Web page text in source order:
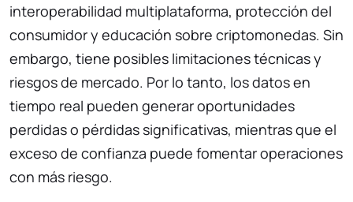
interoperabilidad multiplataforma, protección del
consumidor y educación sobre criptomonedas. Sin
embargo, tiene posibles limitaciones técnicas y
riesgos de mercado. Por lo tanto, los datos en
tiempo real pueden generar oportunidades
perdidas o pérdidas significativas, mientras que el
exceso de confianza puede fomentar operaciones
con más riesgo.